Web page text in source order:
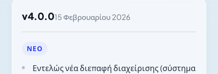
v4.0.015 Φεβρουαρίου 2026
ΝΈΟ
Εντελώς νέα διεπαφή διαχείρισης (σύστημα